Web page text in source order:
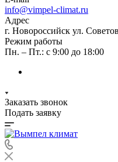
info@vimpel-climat.ru
Адрес
г. Новороссийск ул.
Режим работы
Пн. – Пт.: с 9:00 до 18:00
Заказать звонок
Подать заявку